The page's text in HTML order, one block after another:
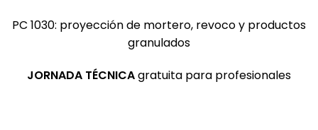
PC 1030: proyección de mortero, revoco y productos
granulados
JORNADA TÉCNICAgratuita para profesionales